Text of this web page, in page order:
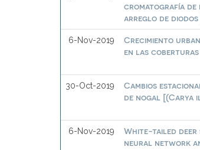
cromatografía de
arreglo de diodos
6-Nov-2019
Crecimiento
en las
30-Oct-2019
Cambios
de nogal [(Carya
6-Nov-2019
White-tailed deer
neural network